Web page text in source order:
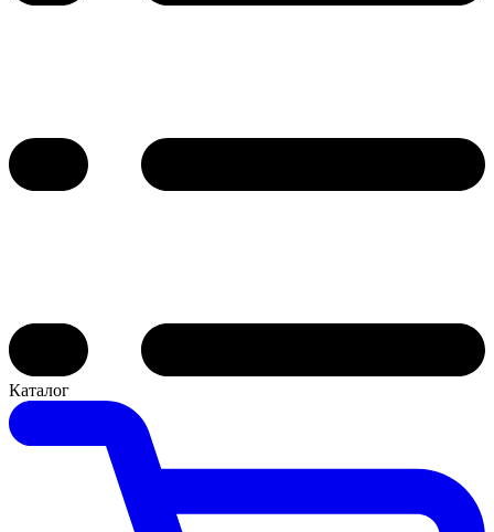
Каталог